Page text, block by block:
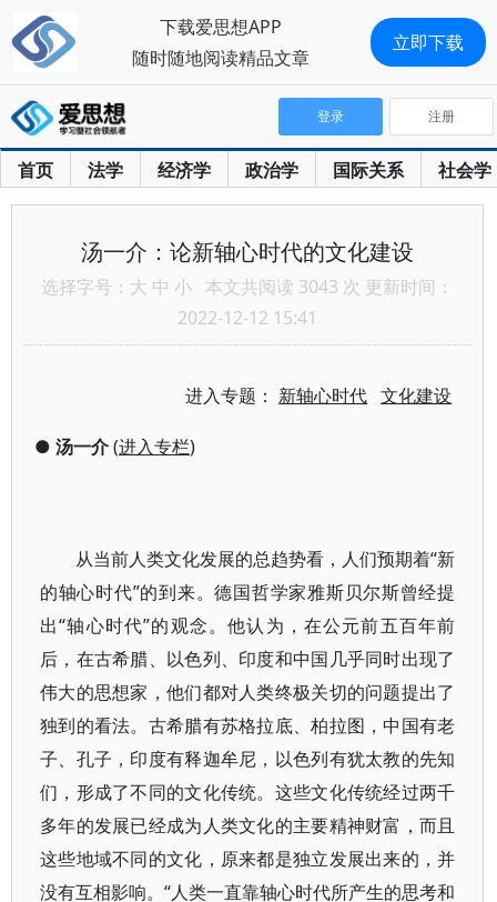
首页 法学 经济学 政治学 国际关系 社会学
登录 注册
汤一介：论新轴心时代的文化建设
选择字号： 大 中 小 本文共阅读 3043 次 更新时间：
2022-12-12 15:41
进入专题： 新轴心时代 文化建设
● 汤一介(进入专栏)
从当前人类文化发展的总趋势看，人们预期着“新
的轴心时代”的到来。德国哲学家雅斯贝尔斯曾经提
出“轴心时代”的观念。他认为，在公元前五百年前
后，在古希腊、以色列、印度和中国几乎同时出现了
伟大的思想家，他们都对人类终极关切的问题提出了
独到的看法。古希腊有苏格拉底、柏拉图，中国有老
子、孔子，印度有释迦牟尼，以色列有犹太教的先知
们，形成了不同的文化传统。这些文化传统经过两千
多年的发展已经成为人类文化的主要精神财富，而且
这些地域不同的文化，原来都是独立发展出来的，并
没有互相影响。“人类一直靠轴心时代所产生的思考和
下载爱思想APP
随时随地阅读精品文章
立即下载